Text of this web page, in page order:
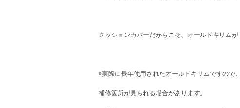
クッションカバーだからこそ、オールドキリム
※実際に長年使用されたオールドキリムですので
補修箇所が見られる場合があります。